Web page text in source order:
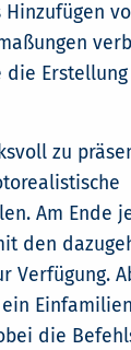
Hinzufügen
zu
Am Ende
den
Verfügung.
die